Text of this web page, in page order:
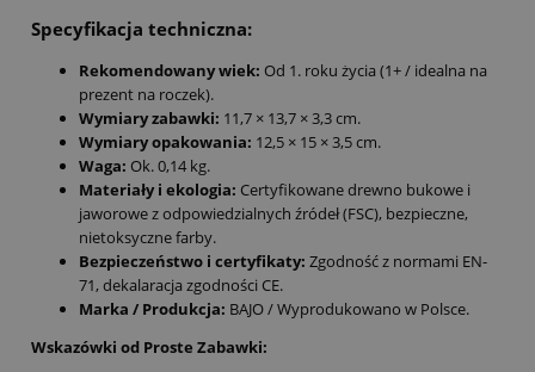
Specyfikacja techniczna:
Rekomendowany wiek: Od 1. roku życia (1+ / idealna na
prezent na roczek).
Wymiary zabawki: 11,7 × 13,7 × 3,3 cm.
Wymiary opakowania: 12,5 × 15 × 3,5 cm.
Waga: Ok. 0,14 kg.
Materiały i ekologia: Certyfikowane drewno bukowe i
jaworowe z odpowiedzialnych źródeł (FSC), bezpieczne,
nietoksyczne farby.
Bezpieczeństwo i certyfikaty: Zgodność z normami EN-
71, dekalaracja zgodności CE.
Marka / Produkcja: BAJO / Wyprodukowano w Polsce.
Wskazówki od Proste Zabawki: